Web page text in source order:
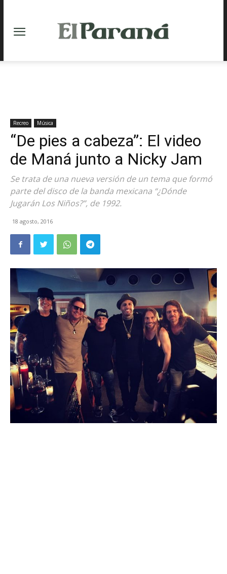
Recreo Música
“De pies a cabeza”: El video
de Maná junto a Nicky Jam
Se trata de una nueva versión de un tema que formó
parte del disco de la banda mexicana “¿Dónde
Jugarán Los Niños?”, de 1992.
18 agosto, 2016